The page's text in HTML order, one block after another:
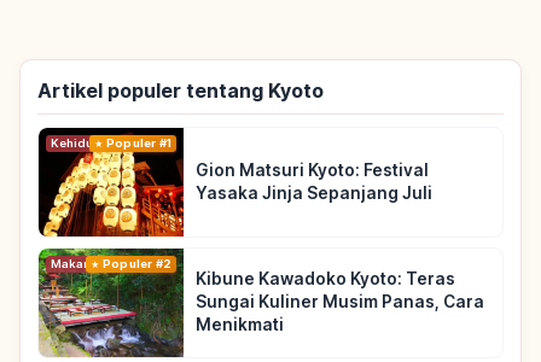
Artikel populer tentang Kyoto
KehidupanPopuler #1
Gion Matsuri Kyoto: Festival
Yasaka Jinja Sepanjang Juli
MakananPopuler #2
Kibune Kawadoko Kyoto: Teras
Sungai Kuliner Musim Panas, Cara
Menikmati